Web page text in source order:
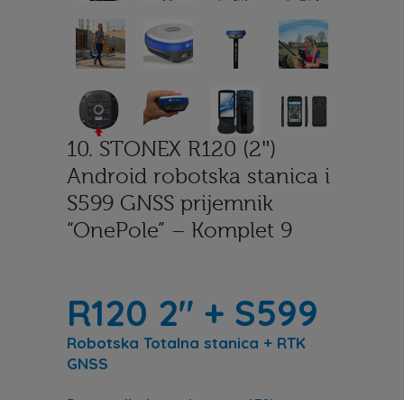
10. STONEX R120 (2″)
Android robotska stanica i
S599 GNSS prijemnik
“OnePole” – Komplet 9
R120 2″ + S599
Robotska Totalna stanica + RTK
GNSS